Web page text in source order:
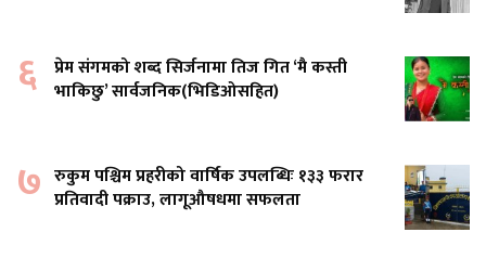
६ प्रेम संगमको शब्द सिर्जनामा तिज गित ‘मै कस्ती
भाकिछु’ सार्वजनिक(भिडिओसहित)
७ रुकुम पश्चिम प्रहरीको वार्षिक उपलब्धिः १३३ फरार
प्रतिवादी पक्राउ, लागूऔषधमा सफलता